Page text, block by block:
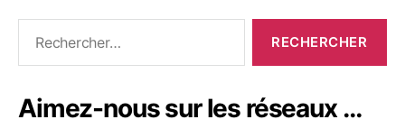
Aimez-nous sur les réseaux …